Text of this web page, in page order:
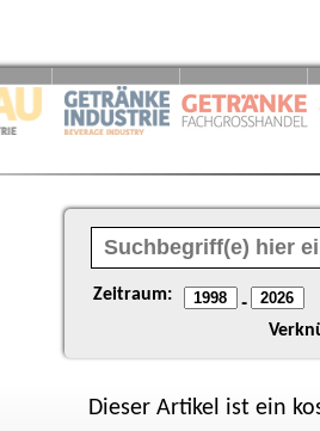
Zeitraum: -
Dieser Artikel ist ein